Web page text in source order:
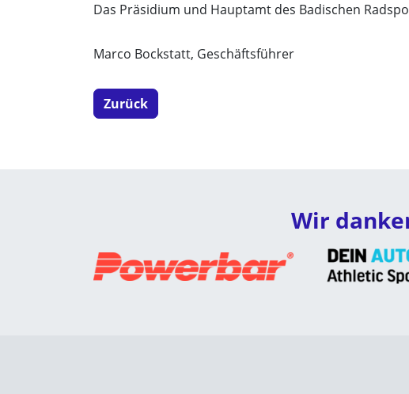
Das Präsidium und Hauptamt des Badischen
Marco Bockstatt, Geschäftsführer
Zurück
Wir